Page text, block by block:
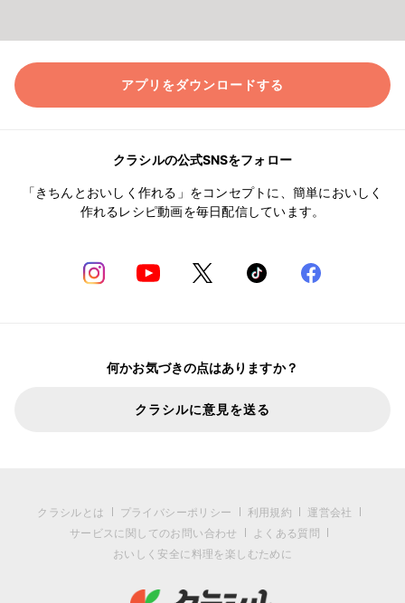
アプリをダウンロードする
クラシルの公式SNSをフォロー
「きちんとおいしく作れる」をコンセプトに、簡単においしく
作れるレシピ動画を毎日配信しています。
何かお気づきの点はありますか？
クラシルに意見を送る
クラシルとは プライバシーポリシー 利用規約
運営会社
サービスに関してのお問い合わせ
よくある質問
おいしく安全に料理を楽しむために